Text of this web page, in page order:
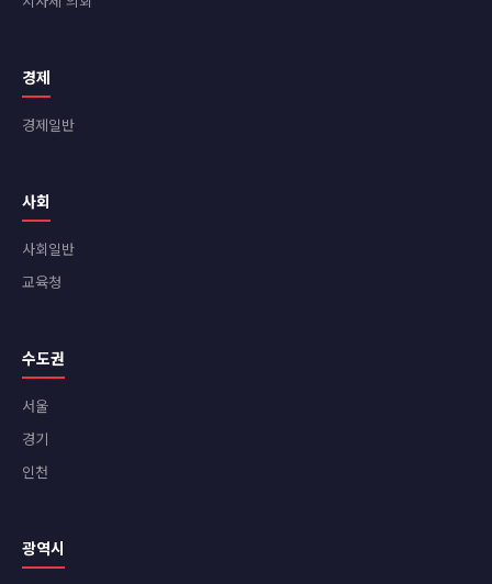
경제
경제일반
사회
사회일반
교육청
수도권
서울
경기
인천
광역시